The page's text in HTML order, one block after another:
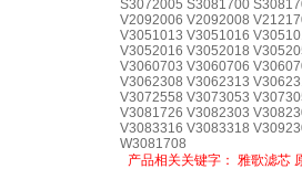
S3072005 S3081700
V2092006 V2092008
V3051013 V3051016
V3052016 V3052018
V3060703 V3060706
V3062308 V3062313
V3072558 V3073053
V3081726 V3082303
V3083316 V3083318
W3081708
产品相关关键字： 雅歌滤芯